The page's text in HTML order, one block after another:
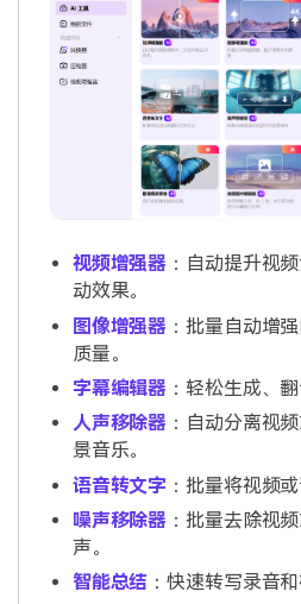
视频增强器 ：自动提升视
动效果。
图像增强器 ：批量自动增
质量。
字幕编辑器 ：轻松生成、
人声移除器 ：自动分离视
景音乐。
语音转文字 ：批量将视频
噪声移除器 ：批量去除视
声。
智能总结 ：快速转写录音